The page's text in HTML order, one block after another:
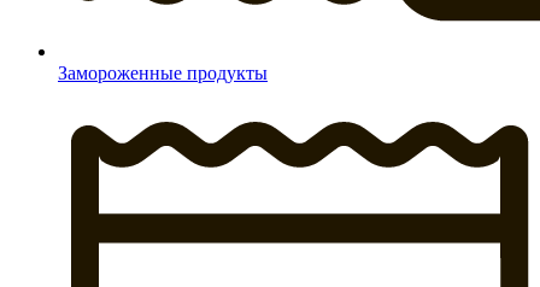
Замороженные продукты